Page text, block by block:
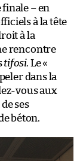
– en
à la tête
à la
rencontre
tifosi. Le «
dans la
vous aux
ses
béton.